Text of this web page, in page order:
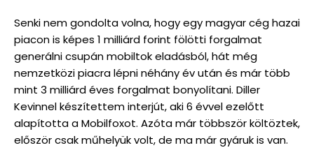
Senki nem gondolta volna, hogy egy magyar cég hazai
piacon is képes 1 milliárd forint fölötti forgalmat
generálni csupán mobiltok eladásból, hát még
nemzetközi piacra lépni néhány év után és már több
mint 3 milliárd éves forgalmat bonyolítani. Diller
Kevinnel készítettem interjút, aki 6 évvel ezelőtt
alapította a Mobilfoxot. Azóta már többször költöztek,
először csak műhelyük volt, de ma már gyáruk is van.